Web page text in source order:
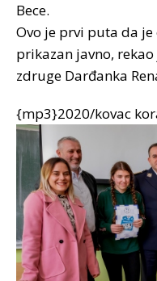
Bece.
Ovo je prvi puta da
prikazan javno,
zdruge Darđanka
{mp3}2020/kovac